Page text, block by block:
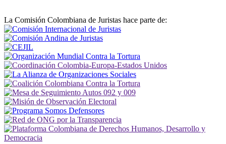
La Comisión Colombiana de Juristas hace parte de: